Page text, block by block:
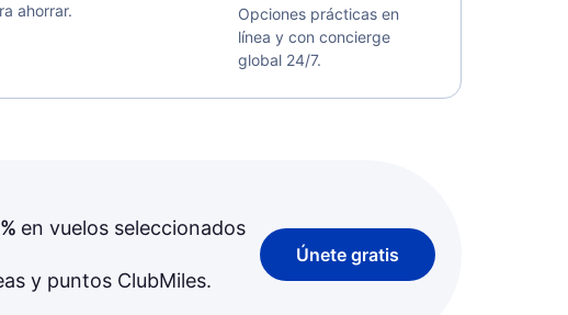
ahorrar.
Opciones prácticas en
línea y con concierge
global 24/7.
en vuelos seleccionados
y puntos ClubMiles.
Únete gratis